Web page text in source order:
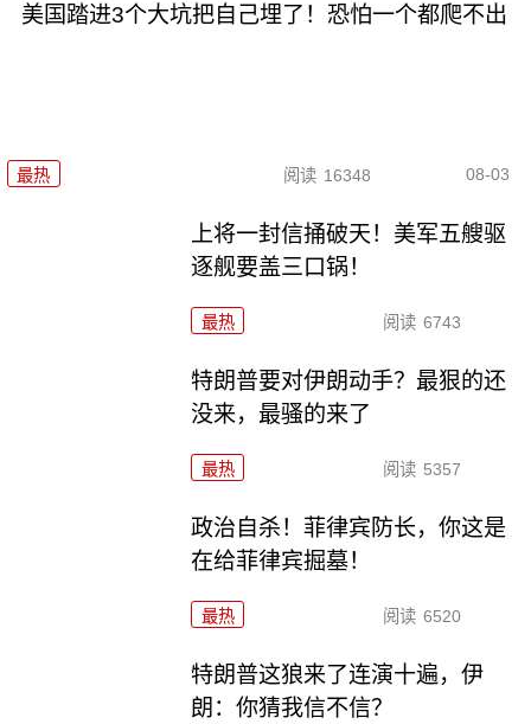
美国踏进3个大坑把自己埋了！恐怕一个都爬不出
最热 阅读 16348 08-03
上将一封信捅破天！美军五艘驱
逐舰要盖三口锅！
最热 阅读 6743
特朗普要对伊朗动手？最狠的还
没来，最骚的来了
最热 阅读 5357
政治自杀！菲律宾防长，你这是
在给菲律宾掘墓！
最热 阅读 6520
特朗普这狼来了连演十遍，伊
朗：你猜我信不信？